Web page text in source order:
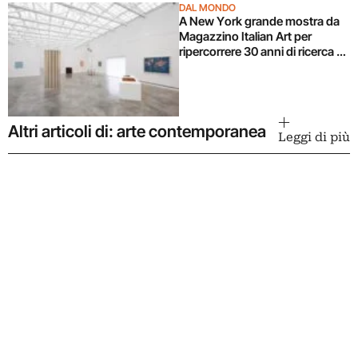
DAL MONDO
A New York grande mostra da
Magazzino Italian Art per
ripercorrere 30 anni di ricerca di
Altri articoli di: arte contemporanea Leggi di più